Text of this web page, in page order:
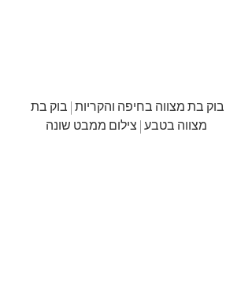
בוק בת מצווה בחיפה והקריות | בוק בת
מצווה בטבע | צילום ממבט שונה